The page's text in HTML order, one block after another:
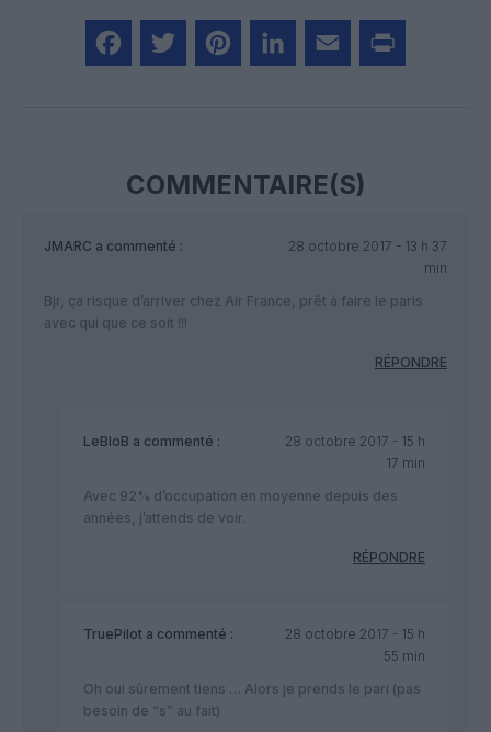
COMMENTAIRE(S)
JMARC a commenté :
28 octobre 2017 - 13 h 37
min
Bjr, ça risque d’arriver chez Air France, prêt à faire le paris
avec qui que ce soit !!!
RÉPONDRE
LeBloB a commenté :
28 octobre 2017 - 15 h
17 min
Avec 92% d’occupation en moyenne depuis des
années, j’attends de voir.
RÉPONDRE
TruePilot a commenté :
28 octobre 2017 - 15 h
55 min
Oh oui sûrement tiens … Alors je prends le pari (pas
besoin de “s” au fait)